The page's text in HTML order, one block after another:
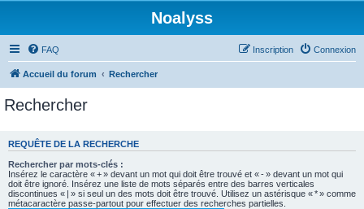
Noalyss
FAQ Connexion
Inscription
Accueil du forum Rechercher
Rechercher
REQUÊTE DE LA RECHERCHE
Rechercher par mots-clés :
Insérez le caractère « + » devant un mot qui doit être trouvé et « - » devant un mot qui
doit être ignoré. Insérez une liste de mots séparés entre des barres verticales
discontinues « | » si seul un des mots doit être trouvé. Utilisez un astérisque « * » comme
métacaractère passe-partout pour effectuer des recherches partielles.